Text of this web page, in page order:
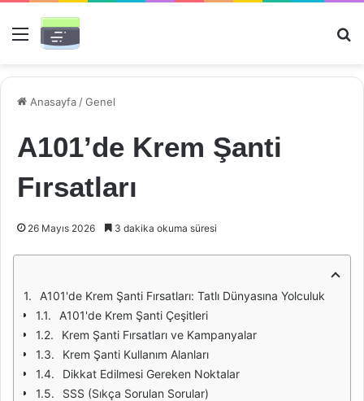
Menü
Anasayfa /Genel
A101’de Krem Şanti
Fırsatları
26 Mayıs 2026 3 dakika okuma süresi
A101'de Krem Şanti Fırsatları: Tatlı Dünyasına Yolculuk
A101'de Krem Şanti Çeşitleri
Krem Şanti Fırsatları ve Kampanyalar
Krem Şanti Kullanım Alanları
Dikkat Edilmesi Gereken Noktalar
SSS (Sıkça Sorulan Sorular)